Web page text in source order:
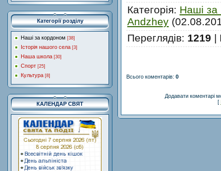
Категорії розділу
Наші за кордоном [38]
Історія нашого села [3]
Наша школа [30]
Спорт [25]
Культура [8]
КАЛЕНДАР СВЯТ
Категорія: Наші за
Andzhey
Переглядів: 1219 |
Всього коментарів: 0
Додавати коментарі
[